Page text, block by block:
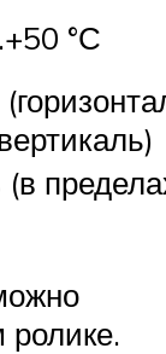
°С
(в